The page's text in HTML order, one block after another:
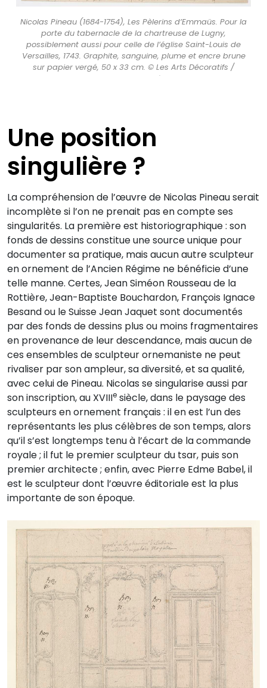
Nicolas Pineau (1684-1754), Les Pèlerins d’Emmaüs. Pour la
porte du tabernacle de la chartreuse de Lugny,
possiblement aussi pour celle de l’église Saint-Louis de
Versailles, 1743. Graphite, sanguine, plume et encre brune
sur papier vergé, 50 x 33 cm. © Les Arts Décoratifs /
Christophe Dellière
Une position
singulière ?
La compréhension de l’œuvre de Nicolas Pineau serait
incomplète si l’on ne prenait pas en compte ses
singularités. La première est historiographique : son
fonds de dessins constitue une source unique pour
documenter sa pratique, mais aucun autre sculpteur
en ornement de l’Ancien Régime ne bénéficie d’une
telle manne. Certes, Jean Siméon Rousseau de la
Rottière, Jean-Baptiste Bouchardon, François Ignace
Besand ou le Suisse Jean Jaquet sont documentés
par des fonds de dessins plus ou moins fragmentaires
en provenance de leur descendance, mais aucun de
ces ensembles de sculpteur ornemaniste ne peut
rivaliser par son ampleur, sa diversité, et sa qualité,
avec celui de Pineau. Nicolas se singularise aussi par
son inscription, au XVIIIe siècle, dans le paysage des
sculpteurs en ornement français : il en est l’un des
représentants les plus célèbres de son temps, alors
qu’il s’est longtemps tenu à l’écart de la commande
royale ; il fut le premier sculpteur du tsar, puis son
premier architecte ; enfin, avec Pierre Edme Babel, il
est le sculpteur dont l’œuvre éditoriale est la plus
importante de son époque.